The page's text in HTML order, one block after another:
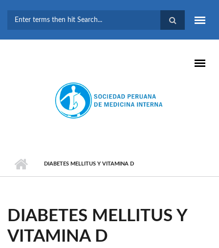
BÚSQUEDA
DIABETES MELLITUS Y VITAMINA D
DIABETES MELLITUS Y
VITAMINA D